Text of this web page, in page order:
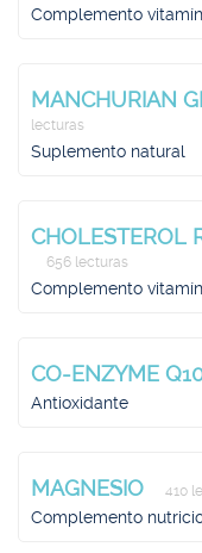
Complemento
MANCHURIAN
lecturas
Suplemento natural
CHOLESTEROL
656 lecturas
Complemento
CO-ENZYME
Antioxidante
MAGNESIO 410
Complemento